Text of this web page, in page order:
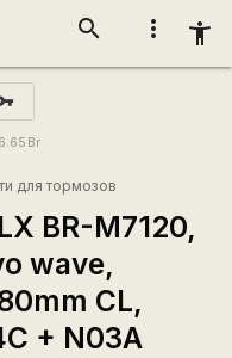
more_vert accessibility_new
search
Br
для тормозов
BR-M7120,
wave,
CL,
+ N03A